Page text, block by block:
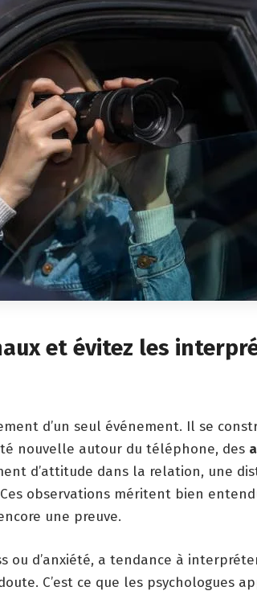
et évitez les
d’un seul événement. Il se
nouvelle autour du téléphone, des
d’attitude dans la relation, une
observations méritent bien
une preuve.
ou d’anxiété, a tendance à
C’est ce que les psychologues